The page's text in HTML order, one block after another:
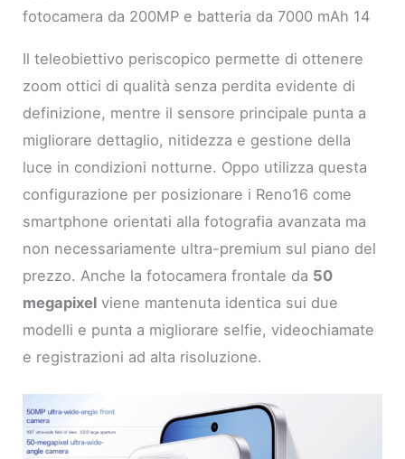
fotocamera da 200MP e batteria da 7000 mAh 14
Il teleobiettivo periscopico permette di ottenere
zoom ottici di qualità senza perdita evidente di
definizione, mentre il sensore principale punta a
migliorare dettaglio, nitidezza e gestione della
luce in condizioni notturne. Oppo utilizza questa
configurazione per posizionare i Reno16 come
smartphone orientati alla fotografia avanzata ma
non necessariamente ultra-premium sul piano del
prezzo. Anche la fotocamera frontale da 50
megapixel viene mantenuta identica sui due
modelli e punta a migliorare selfie, videochiamate
e registrazioni ad alta risoluzione.